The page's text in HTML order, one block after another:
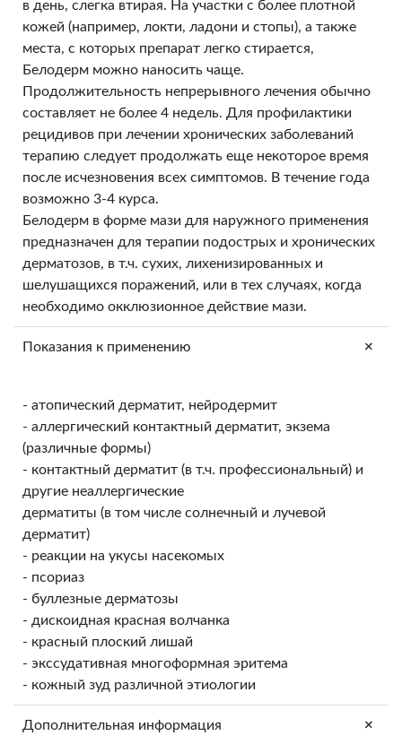
в день, слегка втирая. На участки с более плотной
кожей (например, локти, ладони и стопы), а также
места, с которых препарат легко стирается,
Белодерм можно наносить чаще.
Продолжительность непрерывного лечения обычно
составляет не более 4 недель. Для профилактики
рецидивов при лечении хронических заболеваний
терапию следует продолжать еще некоторое время
после исчезновения всех симптомов. В течение года
возможно 3-4 курса.
Белодерм в форме мази для наружного применения
предназначен для терапии подострых и хронических
дерматозов, в т.ч. сухих, лихенизированных и
шелушащихся поражений, или в тех случаях, когда
необходимо окклюзионное действие мази.
Показания к применению +
- атопический дерматит, нейродермит
- аллергический контактный дерматит, экзема
(различные формы)
- контактный дерматит (в т.ч. профессиональный) и
другие неаллергические
дерматиты (в том числе солнечный и лучевой
дерматит)
- реакции на укусы насекомых
- псориаз
- буллезные дерматозы
- дискоидная красная волчанка
- красный плоский лишай
- экссудативная многоформная эритема
- кожный зуд различной этиологии
Дополнительная информация +